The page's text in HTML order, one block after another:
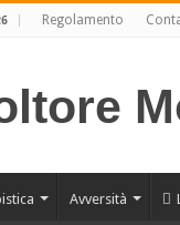
Regolamento
Avversità